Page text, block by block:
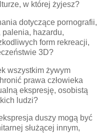
w której żyjesz?
dotyczące pornografii,
hazardu,
form rekreacji,
3D?
wszystkim żywym
prawa człowieka
ekspresję, osobistą
ludzi?
duszy mogą być
służącej innym,